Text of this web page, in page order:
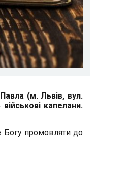
(м. Львів, вул.
капелани.
Богу промовляти до